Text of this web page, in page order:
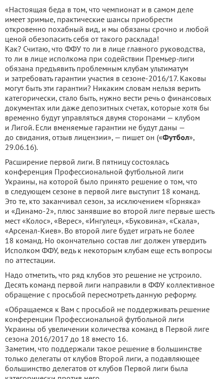
«Настоящая беда в том, что чемпионат и в самом деле
имеет зримые, практические шансы приобрести
откровенно похабный вид, и мы обязаны срочно и любой
ценой обезопасить себя от такого расклада!
Как? Считаю, что ФФУ то ли в лице главного руководства,
то ли в лице исполкома при содействии Премьер-лиги
обязана предъявить проблемным клубам ультиматум
и затребовать гарантии участия в сезоне-2016/17. Каковы
могут быть эти гарантии? Никаким словам нельзя верить
категорически, стало быть, нужно вести речь о финансовых
документах или даже депозитных счетах, которые хотя бы
временно будут управляться двумя сторонами — клубом
и Лигой. Если вменяемые гарантии не будут даны —
до свидания, отзыв лицензии», — пишет он («Футбол»,
29.06.16).
Расширение первой лиги. В пятницу состоялась
конференция Профессиональной футбольной лиги
Украины, на которой было принято решение о том, что
в следующем сезоне в первой лиге выступит 18 команд.
Это те, кто заканчивал сезон, за исключением «Горняка»
и «Динамо-2», плюс занявшие во второй лиге первые шесть
мест «Колос», «Верес», «Ингулец», «Буковина», «Скала»,
«Арсенал-Киев». Во второй лиге будет играть не более
18 команд. Но окончательно состав лиг должен утвердить
Исполком ФФУ, ведь к некоторым клубам еще есть вопросы
по аттестации.
Надо отметить, что ряд клубов это решение не устроило.
Десять команд первой лиги направили в ФФУ коллективное
обращение с просьбой пересмотреть данную реформу.
«Обращаемся к Вам с просьбой не поддерживать решение
конференции Профессиональной футбольной лиги
Украины об увеличении количества команд в Первой лиге
сезона 2016/2017 до 18 вместо 16.
Заметим, что поддержали такое решение в большинстве
только делегаты от клубов Второй лиги, а подавляющее
большинство делегатов от клубов Первой лиги была